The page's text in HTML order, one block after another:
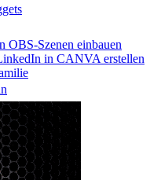
OBS-Szenen einbauen
in CANVA erstellen